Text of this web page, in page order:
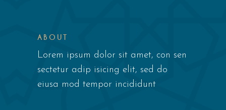
ABOUT
Lorem ipsum dolor sit amet, con sen
sectetur adip isicing elit, sed do
eiusa mod tempor incididunt